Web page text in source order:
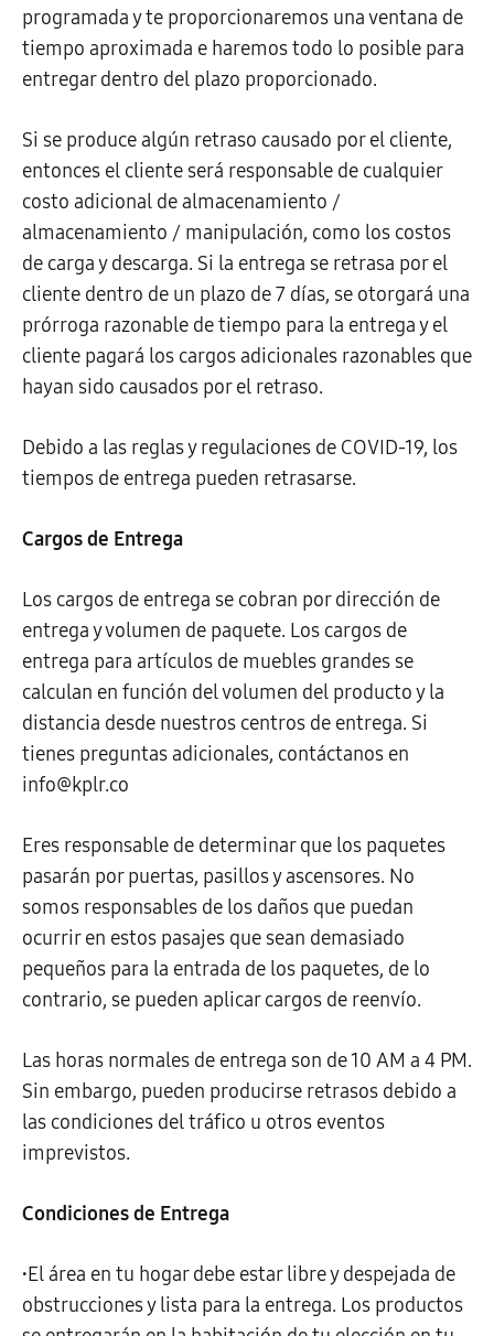
programada y te proporcionaremos una ventana de
tiempo aproximada e haremos todo lo posible para
entregar dentro del plazo proporcionado.
Si se produce algún retraso causado por el cliente,
entonces el cliente será responsable de cualquier
costo adicional de almacenamiento /
almacenamiento / manipulación, como los costos
de carga y descarga. Si la entrega se retrasa por el
cliente dentro de un plazo de 7 días, se otorgará una
prórroga razonable de tiempo para la entrega y el
cliente pagará los cargos adicionales razonables que
hayan sido causados por el retraso.
Debido a las reglas y regulaciones de COVID-19, los
tiempos de entrega pueden retrasarse.
Cargos de Entrega
Los cargos de entrega se cobran por dirección de
entrega y volumen de paquete. Los cargos de
entrega para artículos de muebles grandes se
calculan en función del volumen del producto y la
distancia desde nuestros centros de entrega. Si
tienes preguntas adicionales, contáctanos en
info@kplr.co
Eres responsable de determinar que los paquetes
pasarán por puertas, pasillos y ascensores. No
somos responsables de los daños que puedan
ocurrir en estos pasajes que sean demasiado
pequeños para la entrada de los paquetes, de lo
contrario, se pueden aplicar cargos de reenvío.
Las horas normales de entrega son de 10 AM a 4 PM.
Sin embargo, pueden producirse retrasos debido a
las condiciones del tráfico u otros eventos
imprevistos.
Condiciones de Entrega
·El área en tu hogar debe estar libre y despejada de
obstrucciones y lista para la entrega. Los productos